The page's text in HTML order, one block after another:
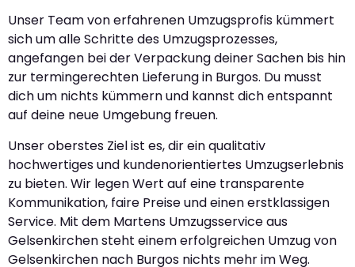
Unser Team von erfahrenen Umzugsprofis kümmert
sich um alle Schritte des Umzugsprozesses,
angefangen bei der Verpackung deiner Sachen bis hin
zur termingerechten Lieferung in Burgos. Du musst
dich um nichts kümmern und kannst dich entspannt
auf deine neue Umgebung freuen.
Unser oberstes Ziel ist es, dir ein qualitativ
hochwertiges und kundenorientiertes Umzugserlebnis
zu bieten. Wir legen Wert auf eine transparente
Kommunikation, faire Preise und einen erstklassigen
Service. Mit dem Martens Umzugsservice aus
Gelsenkirchen steht einem erfolgreichen Umzug von
Gelsenkirchen nach Burgos nichts mehr im Weg.